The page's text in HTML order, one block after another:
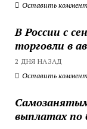
Оставить
В России с
торговли в
2 ДНЯ НАЗАД
Оставить
выплатах по